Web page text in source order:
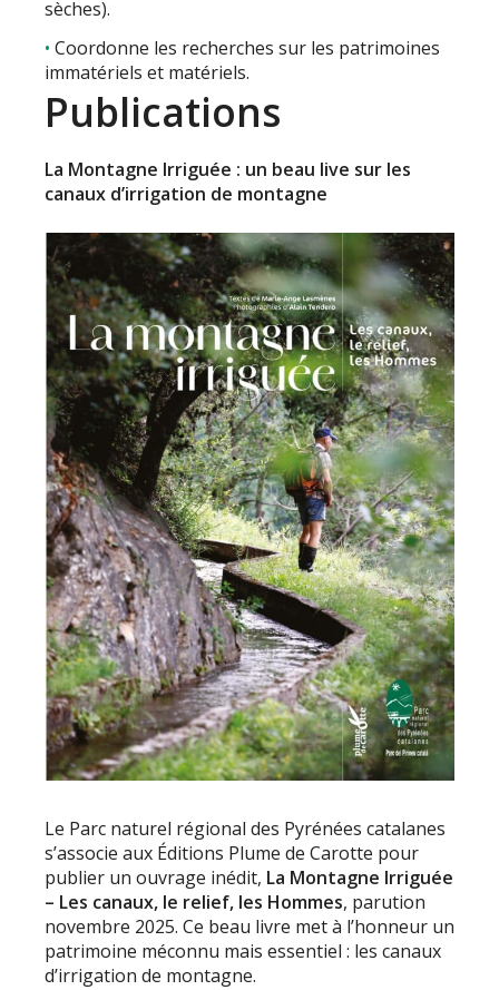
sèches).
Coordonne les recherches sur les patrimoines
immatériels et matériels.
Publications
La Montagne Irriguée : un beau live sur les
canaux d’irrigation de montagne
Le Parc naturel régional des Pyrénées catalanes
s’associe aux Éditions Plume de Carotte pour
publier un ouvrage inédit, La Montagne Irriguée
– Les canaux, le relief, les Hommes, parution
novembre 2025. Ce beau livre met à l’honneur un
patrimoine méconnu mais essentiel : les canaux
d’irrigation de montagne.